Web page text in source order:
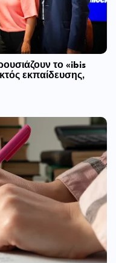
το «ibis
εκπαίδευσης,